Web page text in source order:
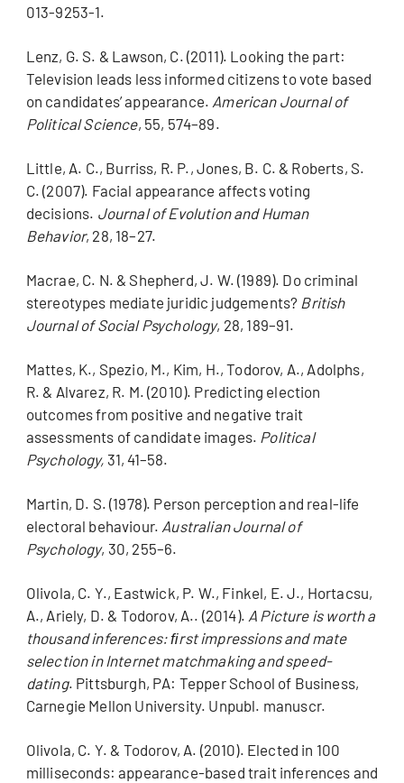
013-9253-1.
Lenz, G. S. & Lawson, C. (2011). Looking the part:
Television leads less informed citizens to vote based
on candidates’ appearance. American Journal of
Political Science, 55, 574–89.
Little, A. C., Burriss, R. P., Jones, B. C. & Roberts, S.
C. (2007). Facial appearance affects voting
decisions. Journal of Evolution and Human
Behavior, 28, 18–27.
Macrae, C. N. & Shepherd, J. W. (1989). Do criminal
stereotypes mediate juridic judgements? British
Journal of Social Psychology, 28, 189–91.
Mattes, K., Spezio, M., Kim, H., Todorov, A., Adolphs,
R. & Alvarez, R. M. (2010). Predicting election
outcomes from positive and negative trait
assessments of candidate images. Political
Psychology, 31, 41–58.
Martin, D. S. (1978). Person perception and real-life
electoral behaviour. Australian Journal of
Psychology, 30, 255–6.
Olivola, C. Y., Eastwick, P. W., Finkel, E. J., Hortacsu,
A., Ariely, D. & Todorov, A.. (2014). A Picture is worth a
thousand inferences: ﬁrst impressions and mate
selection in Internet matchmaking and speed-
dating. Pittsburgh, PA: Tepper School of Business,
Carnegie Mellon University. Unpubl. manuscr.
Olivola, C. Y. & Todorov, A. (2010). Elected in 100
milliseconds: appearance-based trait inferences and